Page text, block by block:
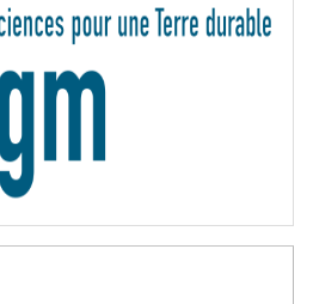
T
É